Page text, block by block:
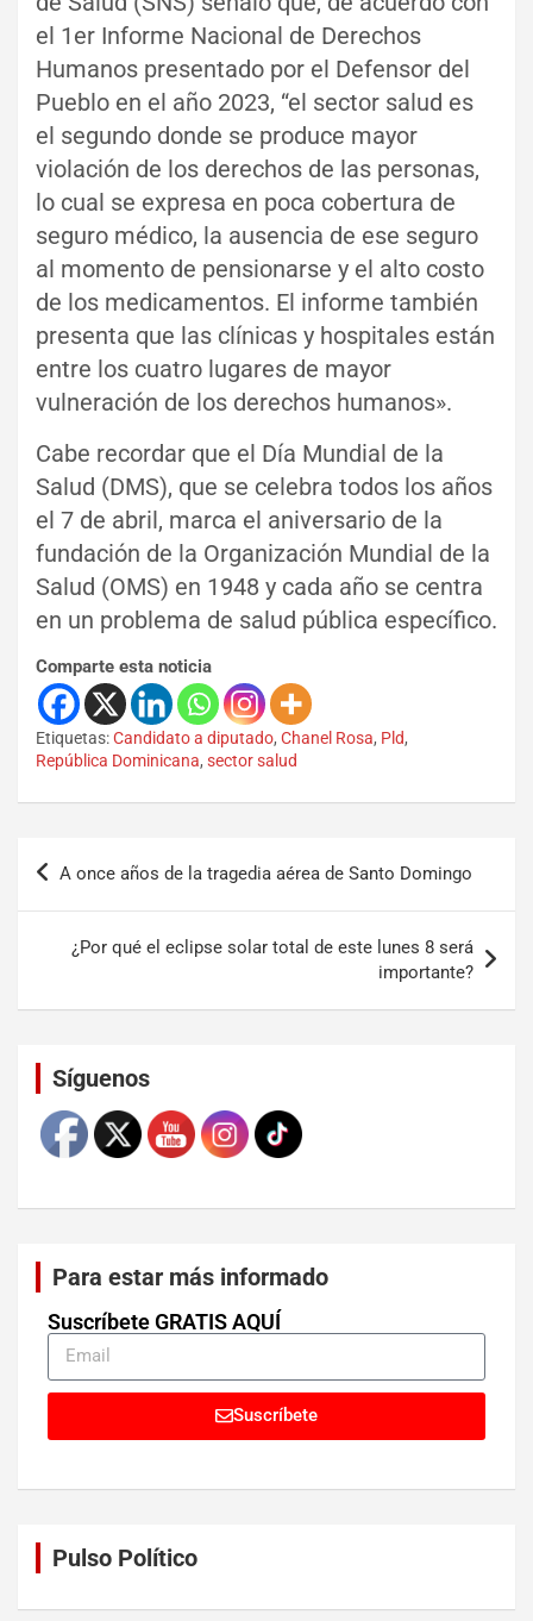
el 1er Informe Nacional de Derechos
Humanos presentado por el Defensor del
Pueblo en el año 2023, “el sector salud es
el segundo donde se produce mayor
violación de los derechos de las personas,
lo cual se expresa en poca cobertura de
seguro médico, la ausencia de ese seguro
al momento de pensionarse y el alto costo
de los medicamentos. El informe también
presenta que las clínicas y hospitales están
entre los cuatro lugares de mayor
vulneración de los derechos humanos».
Cabe recordar que el Día Mundial de la
Salud (DMS), que se celebra todos los años
el 7 de abril, marca el aniversario de la
fundación de la Organización Mundial de la
Salud (OMS) en 1948 y cada año se centra
en un problema de salud pública específico.
Comparte esta noticia
Etiquetas:Candidato a diputado, Chanel Rosa, Pld,
República Dominicana, sector salud
A once años de la tragedia aérea de Santo Domingo
¿Por qué el eclipse solar total de este lunes 8 será
importante?
Síguenos
Para estar más informado
Suscríbete GRATIS AQUÍ
Suscríbete
Pulso Político